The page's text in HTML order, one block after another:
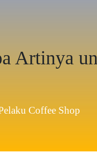
Artinya
Coffee Shop